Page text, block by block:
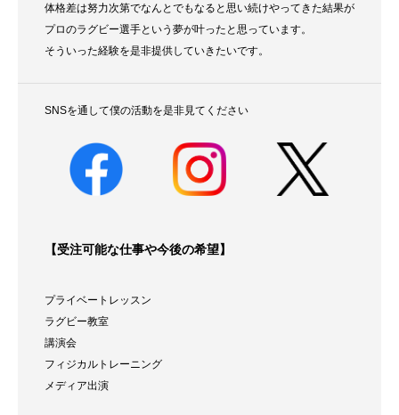
体格差は努力次第でなんとでもなると思い続けやってきた結果が
プロのラグビー選手という夢が叶ったと思っています。
そういった経験を是非提供していきたいです。
SNSを通して僕の活動を是非見てください
【受注可能な仕事や今後の希望】
プライベートレッスン
ラグビー教室
講演会
フィジカルトレーニング
メディア出演